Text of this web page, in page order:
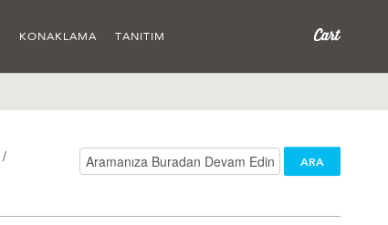
KONAKLAMA TANITIM
/ ARA